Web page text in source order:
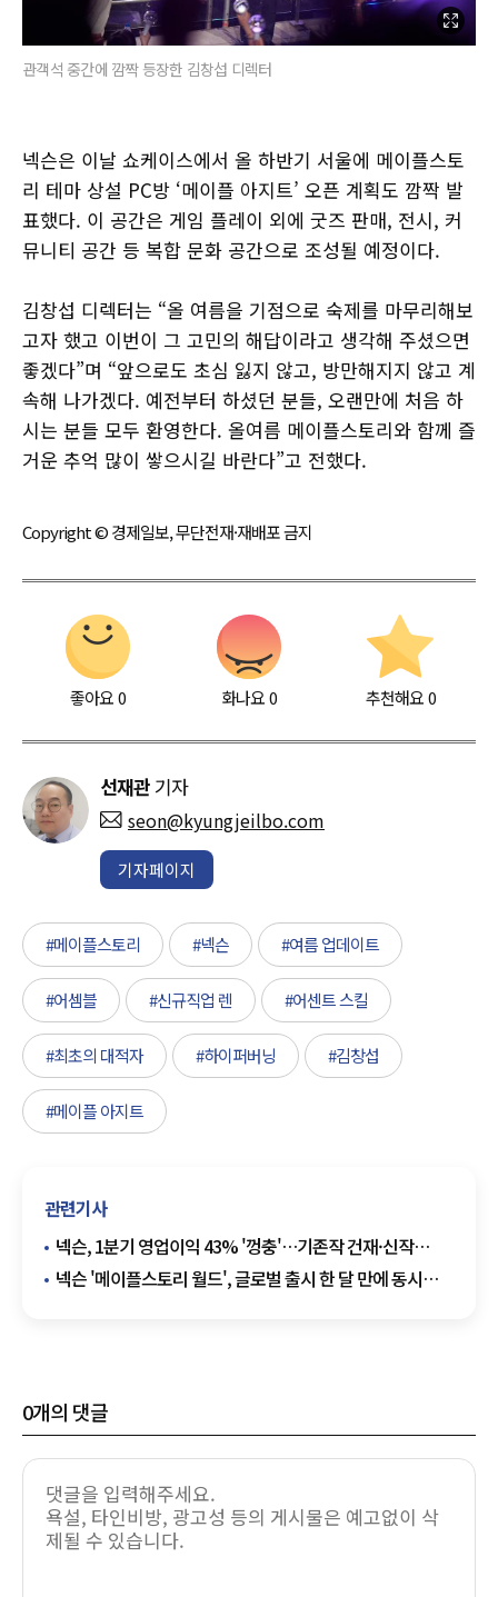
관객석 중간에 깜짝 등장한 김창섭 디렉터
넥슨은 이날 쇼케이스에서 올 하반기 서울에 메이플스토
리 테마 상설 PC방 ‘메이플 아지트’ 오픈 계획도 깜짝 발
표했다. 이 공간은 게임 플레이 외에 굿즈 판매, 전시, 커
뮤니티 공간 등 복합 문화 공간으로 조성될 예정이다.
김창섭 디렉터는 “올 여름을 기점으로 숙제를 마무리해보
고자 했고 이번이 그 고민의 해답이라고 생각해 주셨으면
좋겠다”며 “앞으로도 초심 잃지 않고, 방만해지지 않고 계
속해 나가겠다. 예전부터 하셨던 분들, 오랜만에 처음 하
시는 분들 모두 환영한다. 올여름 메이플스토리와 함께 즐
거운 추억 많이 쌓으시길 바란다”고 전했다.
Copyright © 경제일보, 무단전재·재배포 금지
좋아요0 화나요0 추천해요 0
선재관 기자
seon@kyungjeilbo.com
기자페이지
#메이플스토리 #넥슨 #여름 업데이트
#어셈블 #신규직업 렌 #어센트 스킬
#최초의 대적자 #하이퍼버닝 #김창섭
#메이플 아지트
관련기사
넥슨, 1분기 영업이익 43% '껑충'…기존작 건재·신작
기대감 '쌍끌이'
넥슨 '메이플스토리 월드', 글로벌 출시 한 달 만에 동시
0개의 댓글